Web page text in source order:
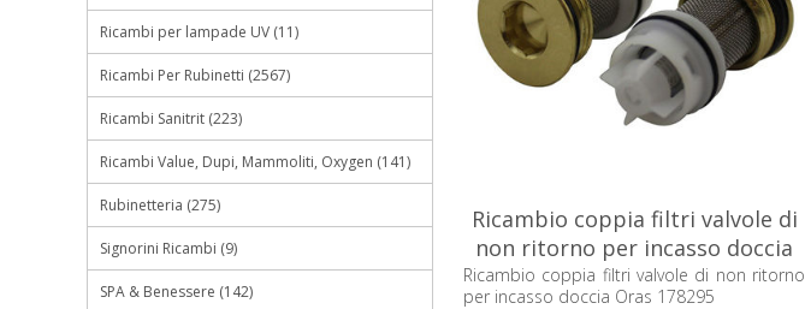
Ricambio coppia filtri valvole di
non ritorno per incasso doccia
Oras 178295
Ricambio coppia filtri valvole di non ritorno
per incasso doccia Oras 178295
Ricambi per lampade UV (11)
Ricambi Per Rubinetti (2567)
Ricambi Sanitrit (223)
Ricambi Value, Dupi, Mammoliti, Oxygen (141)
Rubinetteria (275)
Signorini Ricambi (9)
SPA & Benessere (142)